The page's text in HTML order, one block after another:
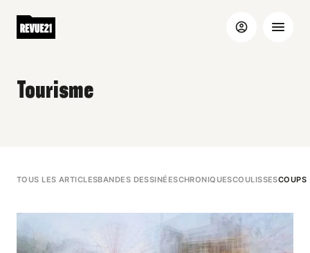
Tourisme
TOUS LES ARTICLESBANDES DESSINÉESCHRONIQUESCOULISSESCOUPS